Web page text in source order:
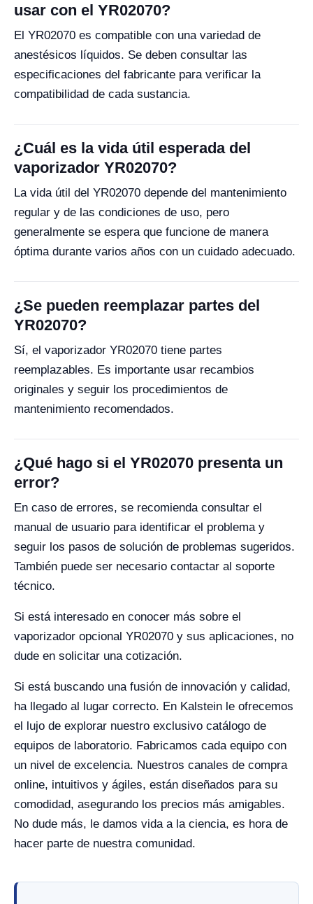
usar con el YR02070?
El YR02070 es compatible con una variedad de
anestésicos líquidos. Se deben consultar las
especificaciones del fabricante para verificar la
compatibilidad de cada sustancia.
¿Cuál es la vida útil esperada del
vaporizador YR02070?
La vida útil del YR02070 depende del mantenimiento
regular y de las condiciones de uso, pero
generalmente se espera que funcione de manera
óptima durante varios años con un cuidado adecuado.
¿Se pueden reemplazar partes del
YR02070?
Sí, el vaporizador YR02070 tiene partes
reemplazables. Es importante usar recambios
originales y seguir los procedimientos de
mantenimiento recomendados.
¿Qué hago si el YR02070 presenta un
error?
En caso de errores, se recomienda consultar el
manual de usuario para identificar el problema y
seguir los pasos de solución de problemas sugeridos.
También puede ser necesario contactar al soporte
técnico.
Si está interesado en conocer más sobre el
vaporizador opcional YR02070 y sus aplicaciones, no
dude en solicitar una cotización.
Si está buscando una fusión de innovación y calidad,
ha llegado al lugar correcto. En Kalstein le ofrecemos
el lujo de explorar nuestro exclusivo catálogo de
equipos de laboratorio. Fabricamos cada equipo con
un nivel de excelencia. Nuestros canales de compra
online, intuitivos y ágiles, están diseñados para su
comodidad, asegurando los precios más amigables.
No dude más, le damos vida a la ciencia, es hora de
hacer parte de nuestra comunidad.